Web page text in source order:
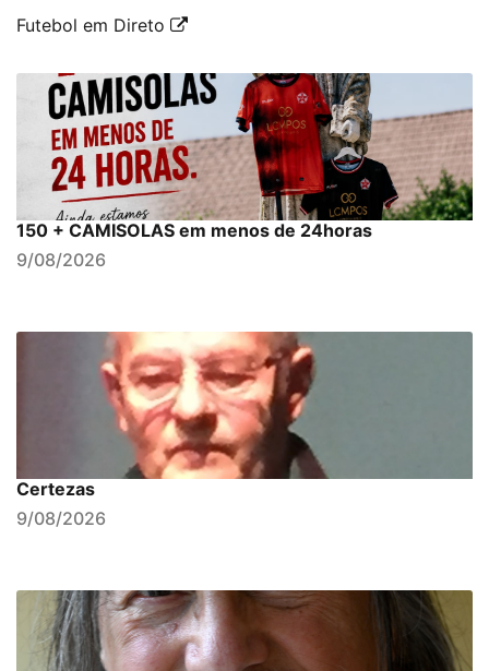
Futebol em Direto
150 + CAMISOLAS em menos de 24horas
9/08/2026
Certezas
9/08/2026